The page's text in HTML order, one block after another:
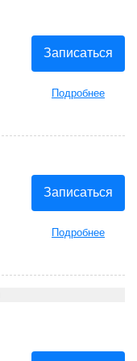
Записаться
Подробнее
Записаться
Подробнее